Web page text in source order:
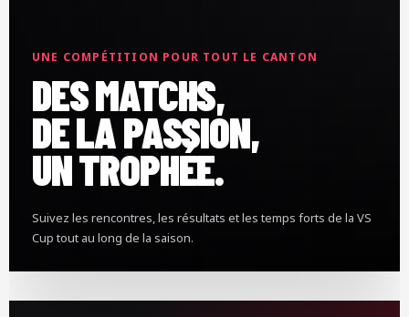
UNE COMPÉTITION POUR TOUT LE CANTON
DES MATCHS,
DE LA PASSION,
UN TROPHÉE.
Suivez les rencontres, les résultats et les temps forts de la VS
Cup tout au long de la saison.